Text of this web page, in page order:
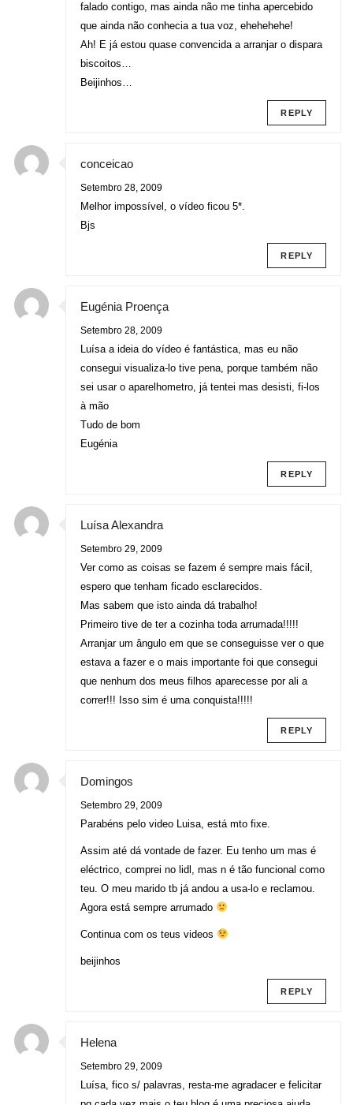
falado contigo, mas ainda não me tinha apercebido
que ainda não conhecia a tua voz, ehehehehe!
Ah! E já estou quase convencida a arranjar o dispara
biscoitos…
Beijinhos…
REPLY
conceicao
Setembro 28, 2009
Melhor impossível, o vídeo ficou 5*.
Bjs
REPLY
Eugénia Proença
Setembro 28, 2009
Luísa a ideia do vídeo é fantástica, mas eu não
consegui visualiza-lo tive pena, porque também não
sei usar o aparelhometro, já tentei mas desisti, fi-los
à mão
Tudo de bom
Eugénia
REPLY
Luísa Alexandra
Setembro 29, 2009
Ver como as coisas se fazem é sempre mais fácil,
espero que tenham ficado esclarecidos.
Mas sabem que isto ainda dá trabalho!
Primeiro tive de ter a cozinha toda arrumada!!!!!
Arranjar um ângulo em que se conseguisse ver o que
estava a fazer e o mais importante foi que consegui
que nenhum dos meus filhos aparecesse por ali a
correr!!! Isso sim é uma conquista!!!!!
REPLY
Domingos
Setembro 29, 2009
Parabéns pelo video Luisa, está mto fixe.
Assim até dá vontade de fazer. Eu tenho um mas é
eléctrico, comprei no lidl, mas n é tão funcional como
teu. O meu marido tb já andou a usa-lo e reclamou.
Agora está sempre arrumado
Continua com os teus videos
beijinhos
REPLY
Helena
Setembro 29, 2009
Luísa, fico s/ palavras, resta-me agradacer e felicitar